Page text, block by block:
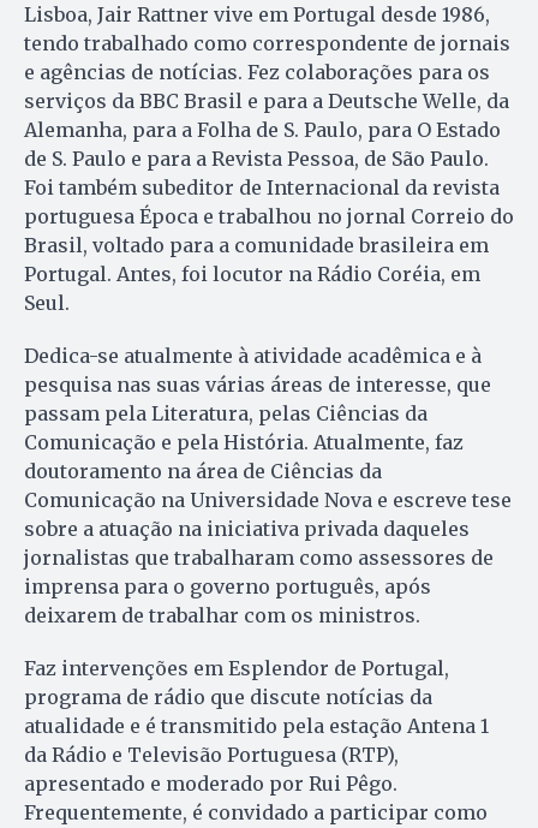
Lisboa, Jair Rattner vive em Portugal desde 1986,
tendo trabalhado como correspondente de jornais
e agências de notícias. Fez colaborações para os
serviços da BBC Brasil e para a Deutsche Welle, da
Alemanha, para a Folha de S. Paulo, para O Estado
de S. Paulo e para a Revista Pessoa, de São Paulo.
Foi também subeditor de Internacional da revista
portuguesa Época e trabalhou no jornal Correio do
Brasil, voltado para a comunidade brasileira em
Portugal. Antes, foi locutor na Rádio Coréia, em
Seul.
Dedica-se atualmente à atividade acadêmica e à
pesquisa nas suas várias áreas de interesse, que
passam pela Literatura, pelas Ciências da
Comunicação e pela História. Atualmente, faz
doutoramento na área de Ciências da
Comunicação na Universidade Nova e escreve tese
sobre a atuação na iniciativa privada daqueles
jornalistas que trabalharam como assessores de
imprensa para o governo português, após
deixarem de trabalhar com os ministros.
Faz intervenções em Esplendor de Portugal,
programa de rádio que discute notícias da
atualidade e é transmitido pela estação Antena 1
da Rádio e Televisão Portuguesa (RTP),
apresentado e moderado por Rui Pêgo.
Frequentemente, é convidado a participar como